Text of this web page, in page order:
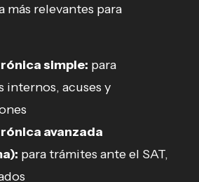
más relevantes para
simple: para
internos, acuses y
avanzada
para trámites ante el SAT,